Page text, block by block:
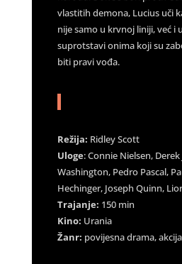
vlastitih demona, Lucius uči
nije samo u krvnoj liniji, već i
suprotstavi onima koji su
biti pravi vođa.
Režija: Ridley Scott
Uloge: Connie Nielsen, Derek
Washington, Pedro Pascal,
Hechinger, Joseph Quinn,
Trajanje: 150 min
Kino: Urania
Žanr: povijesna drama,